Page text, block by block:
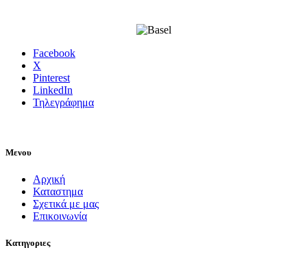
Facebook
X
Pinterest
LinkedIn
Τηλεγράφημα
Μενου
Αρχική
Καταστημα
Σχετικά με μας
Επικοινωνία
Κατηγοριες